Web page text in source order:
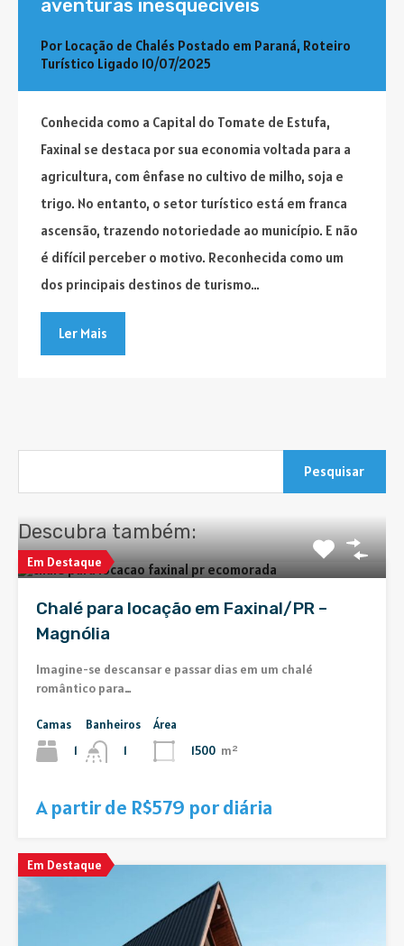
aventuras inesquecíveis
Por Locação de Chalés Postado em Paraná, Roteiro
Turístico Ligado 10/07/2025
Conhecida como a Capital do Tomate de Estufa,
Faxinal se destaca por sua economia voltada para a
agricultura, com ênfase no cultivo de milho, soja e
trigo. No entanto, o setor turístico está em franca
ascensão, trazendo notoriedade ao município. E não
é difícil perceber o motivo. Reconhecida como um
dos principais destinos de turismo…
Ler Mais
por:
Descubra também:
Em Destaque
Chalé para locação em Faxinal/PR –
Magnólia
Imagine-se descansar e passar dias em um chalé
romântico para…
Camas
1
Banheiros
1
Área
1500 m²
A partir de R$579 por diária
Em Destaque